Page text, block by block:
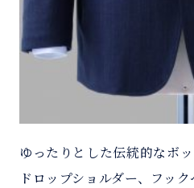
ゆったりとした伝統的なボ
ドロップショルダー、フッ